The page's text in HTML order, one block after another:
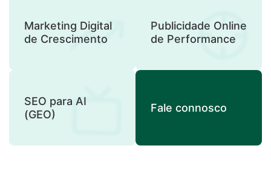
Marketing Digital
de Crescimento
Publicidade Online
de Performance
SEO para AI
(GEO)
Fale connosco